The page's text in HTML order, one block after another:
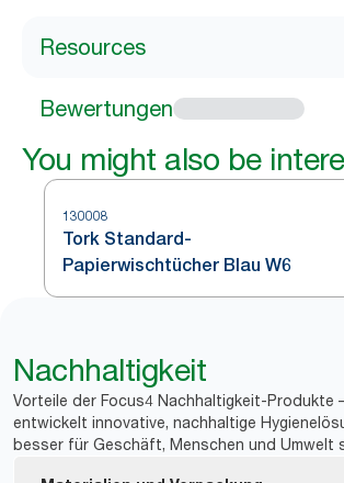
Resources
Bewertungen
You might also be
130008
Tork Standard-
Papierwischtücher Blau W6
Nachhaltigkeit
Vorteile der Focus4 Nachhaltigkeit-Produkte
entwickelt innovative, nachhaltige
besser für Geschäft, Menschen und Umwelt